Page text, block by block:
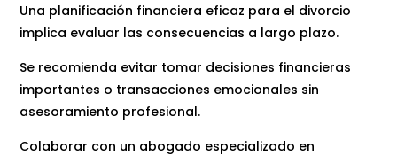
Una planificación financiera eficaz para el divorcio
implica evaluar las consecuencias a largo plazo.
Se recomienda evitar tomar decisiones financieras
importantes o transacciones emocionales sin
asesoramiento profesional.
Colaborar con un abogado especializado en